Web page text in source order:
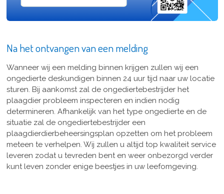
Na het ontvangen van een melding
Wanneer wij een melding binnen krijgen zullen wij een
ongedierte deskundigen binnen 24 uur tijd naar uw locatie
sturen. Bij aankomst zal de ongediertebestrijder het
plaagdier probleem inspecteren en indien nodig
determineren. Afhankelijk van het type ongedierte en de
situatie zal de ongediertebestrijder een
plaagdierdierbeheersingsplan opzetten om het probleem
meteen te verhelpen. Wij zullen u altijd top kwaliteit service
leveren zodat u tevreden bent en weer onbezorgd verder
kunt leven zonder enige beestjes in uw leefomgeving.